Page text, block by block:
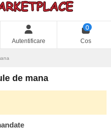
Autentificare
0
Cos
de mana